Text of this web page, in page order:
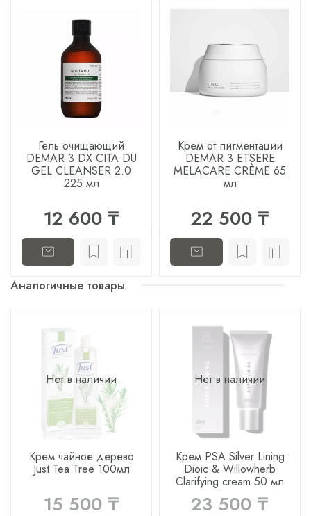
Гель очищающий
DEMAR 3 DX CITA DU
GEL CLEANSER 2.0
225 мл
12 600 ₸
Крем от пигментации
DEMAR 3 ETSERE
MELACARE CRÈME 65
мл
22 500 ₸
Аналогичные товары
Нет в наличии
Крем чайное дерево
Just Tea Tree 100мл
15 500 ₸
Нет в наличии
Крем PSA Silver Lining
Dioic & Willowherb
Clarifying cream 50 мл
23 500 ₸